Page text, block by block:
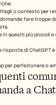
o contesto per
fare troppe
in quesiti più piccoli
risposta di ChatGPT
per perfezionare o
a